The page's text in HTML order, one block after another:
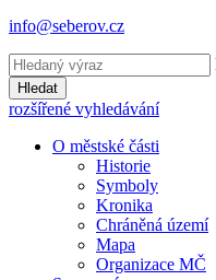
info@seberov.cz
Hledat
rozšířené vyhledávání
O městské části
Historie
Symboly
Kronika
Chráněná území
Mapa
Organizace MČ